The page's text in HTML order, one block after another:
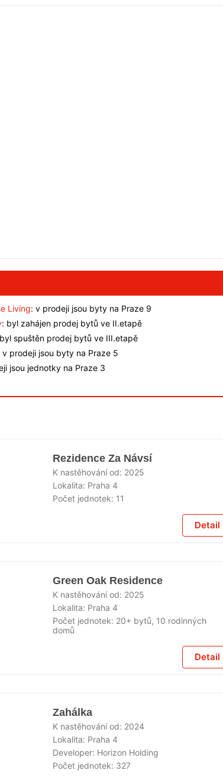
Living: v prodeji jsou byty na Praze 9
: byl zahájen prodej bytů ve II.etapě
byl spuštěn prodej bytů ve III.etapě
v prodeji jsou byty na Praze 5
jsou jednotky na Praze 3
Rezidence Za Návsí
K nastěhování od: 2025
Lokalita: Praha 4
Počet jednotek: 11
Detail
Green Oak Residence
K nastěhování od: 2025
Lokalita: Praha 4
Počet jednotek: 20+ bytů, 10 rodinných
domů
Detail
Zahálka
K nastěhování od: 2024
Lokalita: Praha 4
Developer: Horizon Holding
Počet jednotek: 327